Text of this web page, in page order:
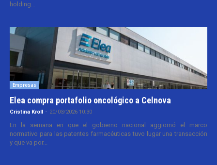
holding...
Empresas
Elea compra portafolio oncológico a Celnova
Cristina Kroll - 20/03/2026 10:30
En la semana en que el gobierno nacional aggiornó el marco
normativo para las patentes farmacéuticas tuvo lugar una transacción
y que va por...